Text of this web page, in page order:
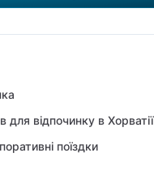
для відпочинку в Хорватії
поїздки